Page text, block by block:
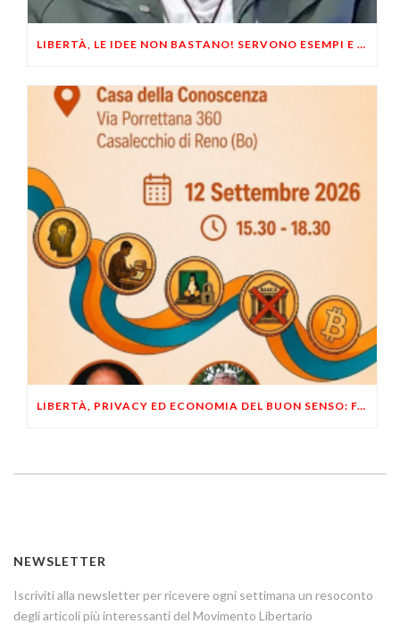
LIBERTÀ, LE IDEE NON BASTANO! SERVONO ESEMPI E UN PO’ DI COERENZA
LIBERTÀ, PRIVACY ED ECONOMIA DEL BUON SENSO: FACCO E MUSUMECI A CASALECCHIO DI RENO (BO)
NEWSLETTER
Iscriviti alla newsletter per ricevere ogni settimana un resoconto
degli articoli più interessanti del Movimento Libertario